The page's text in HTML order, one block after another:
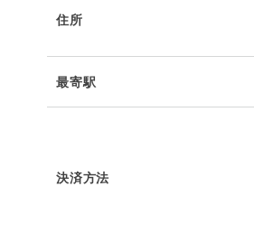
住所
最寄駅
決済方法